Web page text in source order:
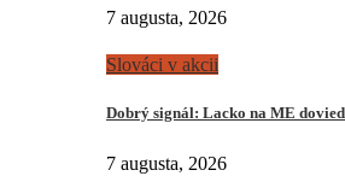
7 augusta, 2026
Slováci v akcii
Dobrý signál: Lacko na ME
7 augusta, 2026